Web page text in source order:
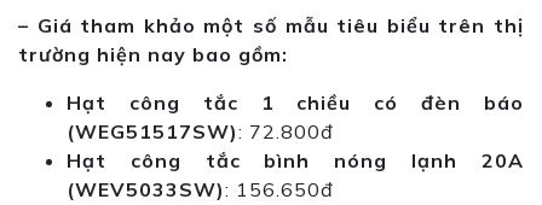
– Giá tham khảo một số mẫu tiêu biểu trên thị
trường hiện nay bao gồm:
Hạt công tắc 1 chiều có đèn báo
(WEG51517SW): 72.800đ
Hạt công tắc bình nóng lạnh 20A
(WEV5033SW): 156.650đ